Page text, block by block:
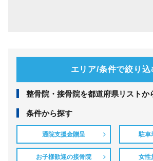
エリア/条件で絞り込
整⾻院・接⾻院を都道府県リストか
条件から探す
通院支援金贈呈 駐車
お子様歓迎の接骨院 女性